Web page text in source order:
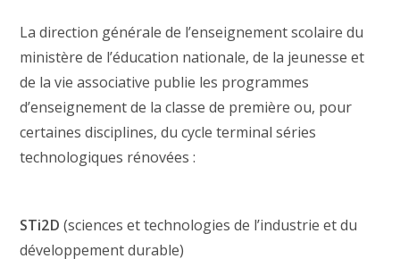
La direction générale de l’enseignement scolaire du
ministère de l’éducation nationale, de la jeunesse et
de la vie associative publie les programmes
d’enseignement de la classe de première ou, pour
certaines disciplines, du cycle terminal séries
technologiques rénovées :
STi2D (sciences et technologies de l’industrie et du
développement durable)